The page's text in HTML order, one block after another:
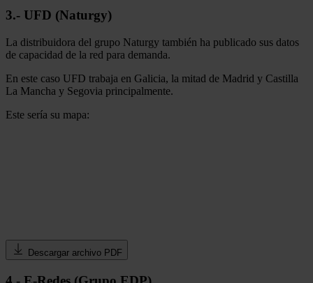
3.- UFD (Naturgy)
La distribuidora del grupo Naturgy también ha publicado sus datos
de capacidad de la red para demanda.
En este caso UFD trabaja en Galicia, la mitad de Madrid y Castilla
La Mancha y Segovia principalmente.
Este sería su mapa:
Descargar archivo PDF